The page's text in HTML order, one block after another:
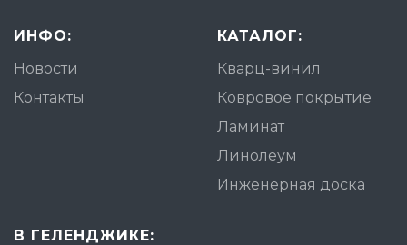
ИНФО:
Новости
Контакты
КАТАЛОГ:
Кварц-винил
Ковровое покрытие
Ламинат
Линолеум
Инженерная доска
В ГЕЛЕНДЖИКЕ: